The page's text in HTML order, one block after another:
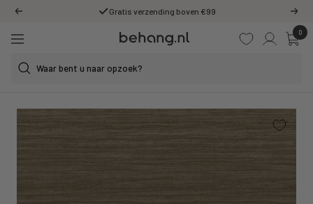
naar
content
Vorige Gratis verzending boven €99
0
Behang.nl
Navigatie